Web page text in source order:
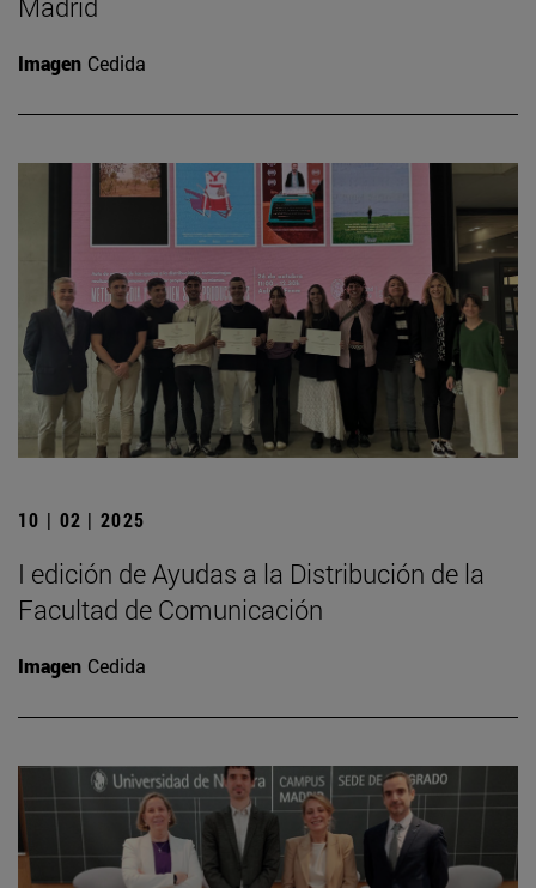
Imagen Cedida
10 | 02 | 2025
I edición de Ayudas a la Distribución de la
Facultad de Comunicación
Imagen Cedida